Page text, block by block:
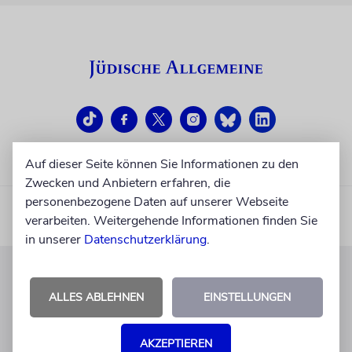
KUNDENSERVICE
+49 30 275833 0
Mo-Do 9-17 Uhr
Auf dieser Seite können Sie Informationen zu den
Zwecken und Anbietern erfahren, die
personenbezogene Daten auf unserer Webseite
verarbeiten. Weitergehende Informationen finden Sie
in unserer Datenschutzerklärung.
ALLES ABLEHNEN EINSTELLUNGEN
AKZEPTIEREN